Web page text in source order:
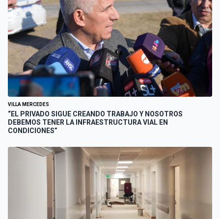
VILLA MERCEDES
“EL PRIVADO SIGUE CREANDO TRABAJO Y NOSOTROS
DEBEMOS TENER LA INFRAESTRUCTURA VIAL EN
CONDICIONES”